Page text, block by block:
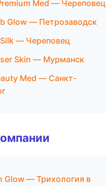
Med — Череповец
Glow — Петрозаводск
— Череповец
Skin — Мурманск
Med — Санкт-
Glow — Трихология в